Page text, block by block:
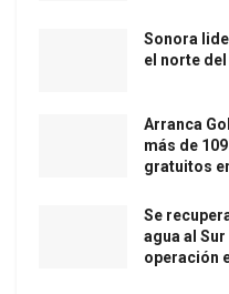
Sonora
el norte
Arranca
más de
gratuitos
Se
agua al
operación